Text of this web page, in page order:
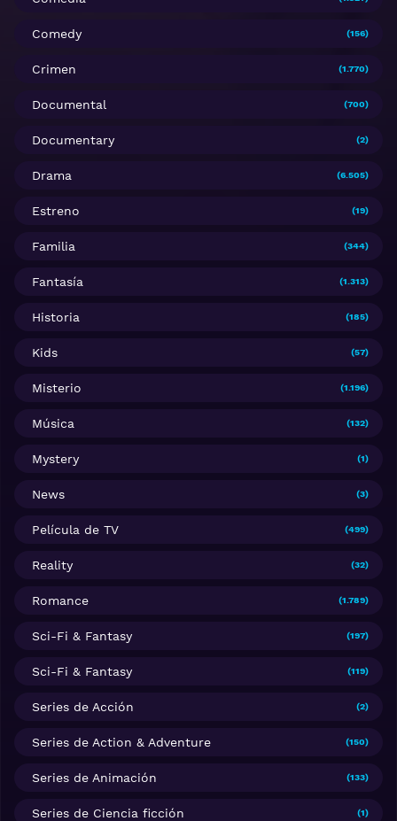
Comedy (156)
Crimen (1.770)
Documental (700)
Documentary (2)
Drama (6.505)
Estreno (19)
Familia (344)
Fantasía (1.313)
Historia (185)
Kids (57)
Misterio (1.196)
Música (132)
Mystery (1)
News (3)
Película de TV (499)
Reality (32)
Romance (1.789)
Sci-Fi & Fantasy (197)
Sci-Fi & Fantasy (119)
Series de Acción (2)
Series de Action & Adventure (150)
Series de Animación (133)
Series de Ciencia ficción (1)